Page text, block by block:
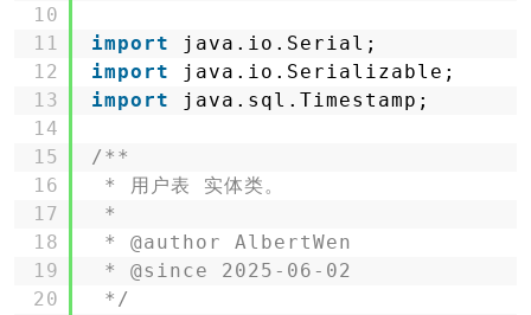
10
11
12
13
14
15
16
17
18
19
20
import
java.io.Serial;
import
java.io.Serializable;
import
java.sql.Timestamp;
/**
* 用户表 实体类。
*
* @author AlbertWen
* @since 2025-06-02
*/